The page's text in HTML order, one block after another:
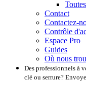
Contact
Contactez-
Contrôle
Espace Pro
Guides
Où nous
Des professionnels à
clé ou serrure?